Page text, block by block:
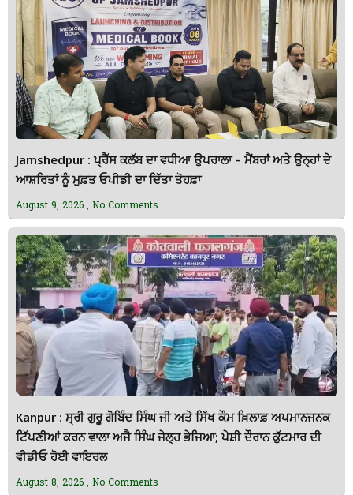
Jamshedpur : ਪ੍ਰੈੱਸ ਕਲੱਬ ਦਾ ਵਧੀਆ ਉਪਰਾਲਾ – ਮੈਂਬਰਾਂ ਅਤੇ ਉਨ੍ਹਾਂ ਦੇ
ਆਸ਼ਰਿਤਾਂ ਨੂੰ ਮੁਫ਼ਤ ਓਪੀਡੀ ਦਾ ਦਿੱਤਾ ਤੋਹਫ਼ਾ
August 9, 2026 No Comments
Kanpur : ਸ੍ਰੀ ਗੁਰੂ ਗੋਬਿੰਦ ਸਿੰਘ ਜੀ ਅਤੇ ਸਿੱਖ ਕੌਮ ਖ਼ਿਲਾਫ਼ ਅਪਮਾਨਜਨਕ
ਟਿੱਪਣੀਆਂ ਕਰਨ ਵਾਲਾ ਅਜੈ ਸਿੰਘ ਜੇਲ੍ਹ ਭੇਜਿਆ; ਪੇਸ਼ੀ ਦੌਰਾਨ ਕੁੱਟਮਾਰ ਦੀ
ਵੀਡੀਓ ਹੋਈ ਵਾਇਰਲ
August 8, 2026 No Comments